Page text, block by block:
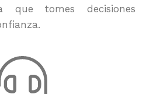
que tomes decisiones